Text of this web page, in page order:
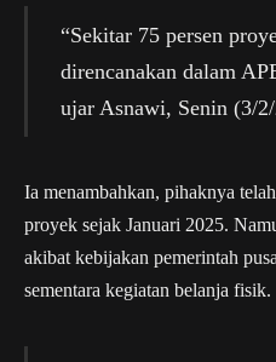
“Sekitar 75 persen
direncanakan dalam
ujar Asnawi, Senin (3/
Ia menambahkan, pihaknya
proyek sejak Januari 2025.
akibat kebijakan pemerintah
sementara kegiatan belanja fisik.